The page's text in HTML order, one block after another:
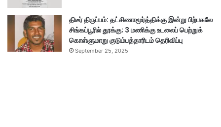
திடீர் திருப்பம்: தட்சிணாமூர்த்திக்கு இன்று பிற்பகலே
சிங்கப்பூரில் தூக்கு; 3 மணிக்கு உடலைப் பெற்றுக்
கொள்ளுமாறு குடும்பத்தாரிடம் தெரிவிப்பு
September 25, 2025